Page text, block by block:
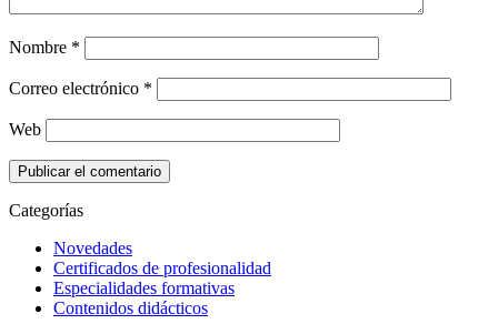
Nombre *
Correo electrónico *
Web
Categorías
Novedades
Certificados de profesionalidad
Especialidades formativas
Contenidos didácticos